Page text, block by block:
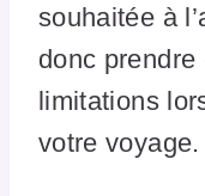
souhaitée à
donc
limitations
votre voyage.